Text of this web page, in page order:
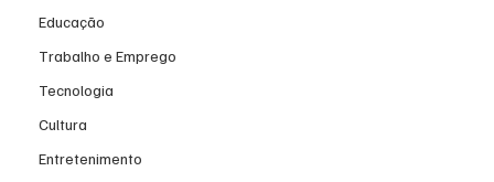
Educação
Trabalho e Emprego
Tecnologia
Cultura
Entretenimento